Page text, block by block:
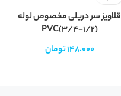
قلاویز سر دریلی مخصوص لوله
PVC(3/4-1/2)
148.000تومان